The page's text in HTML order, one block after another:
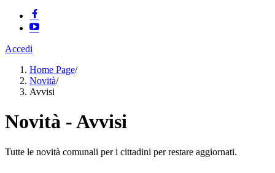
Accedi
Home Page/
Novità/
Avvisi
Novità - Avvisi
Tutte le novità comunali per i cittadini per restare aggiornati.